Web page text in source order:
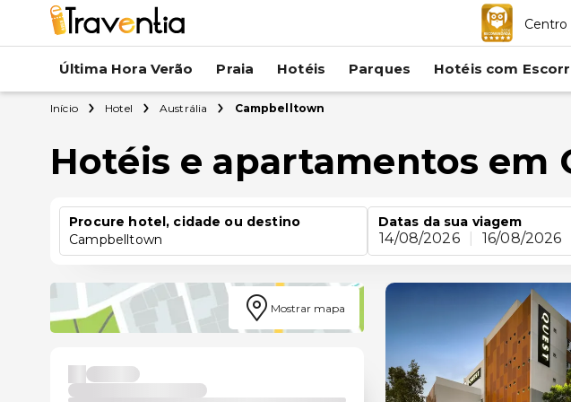
Última Hora Verão Praia Hotéis Parques Hotéis com
Início Hotel Austrália Campbelltown
Hotéis e apartamentos em
Procure hotel, cidade ou destino
Campbelltown
Datas da sua viagem
14/08/2026 16/08/2026
Mostrar mapa